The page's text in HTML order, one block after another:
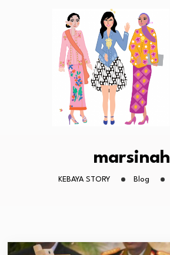
marsinah
KEBAYA STORY Blog